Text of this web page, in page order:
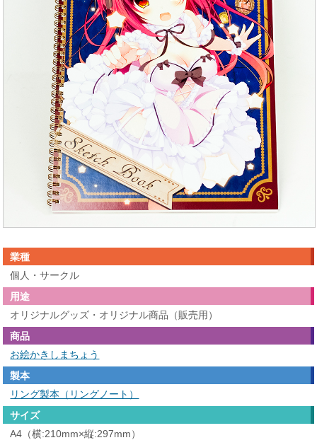
業種
個人・サークル
用途
オリジナルグッズ・オリジナル商品（販売用）
商品
お絵かきしまちょう
製本
リング製本（リングノート）
サイズ
A4（横:210mm×縦:297mm）